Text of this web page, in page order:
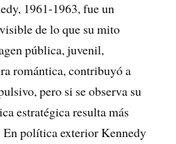
1961-1963, fue un
de lo que su mito
pública, juvenil,
romántica, contribuyó a
pero si se observa su
estratégica resulta más
En política exterior Kennedy